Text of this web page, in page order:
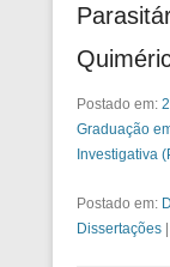
Postado em:
Graduação
Investigativa
Postado em:
Dissertações